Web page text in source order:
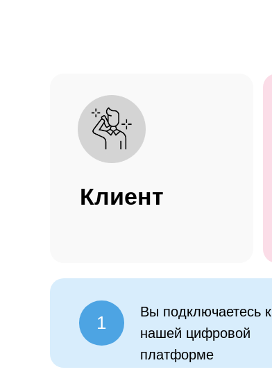
Клиент
1
Вы подключаетесь к
нашей цифровой
платформе